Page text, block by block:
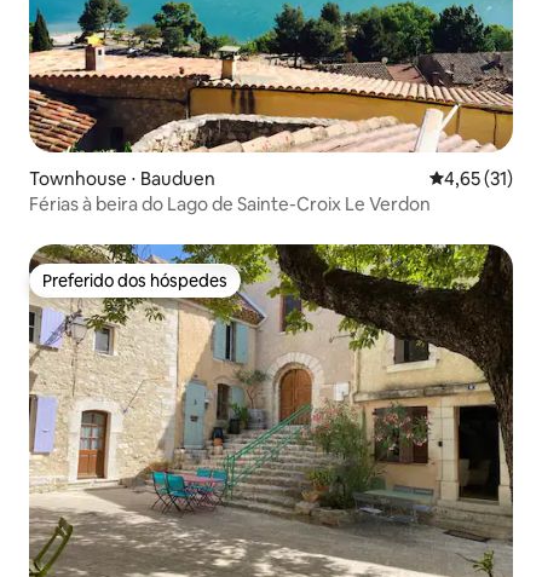
Townhouse ⋅ Bauduen 4,65 de uma
4,65 (31)
Férias à beira do Lago de Sainte-Croix Le Verdon
Preferido dos hóspedes
Preferido dos hóspedes